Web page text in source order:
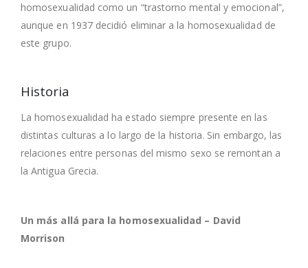
homosexualidad como un “trastorno mental y emocional”,
aunque en 1937 decidió eliminar a la homosexualidad de
este grupo.
Historia
La homosexualidad ha estado siempre presente en las
distintas culturas a lo largo de la historia. Sin embargo, las
relaciones entre personas del mismo sexo se remontan a
la Antigua Grecia.
Un más allá para la homosexualidad – David
Morrison